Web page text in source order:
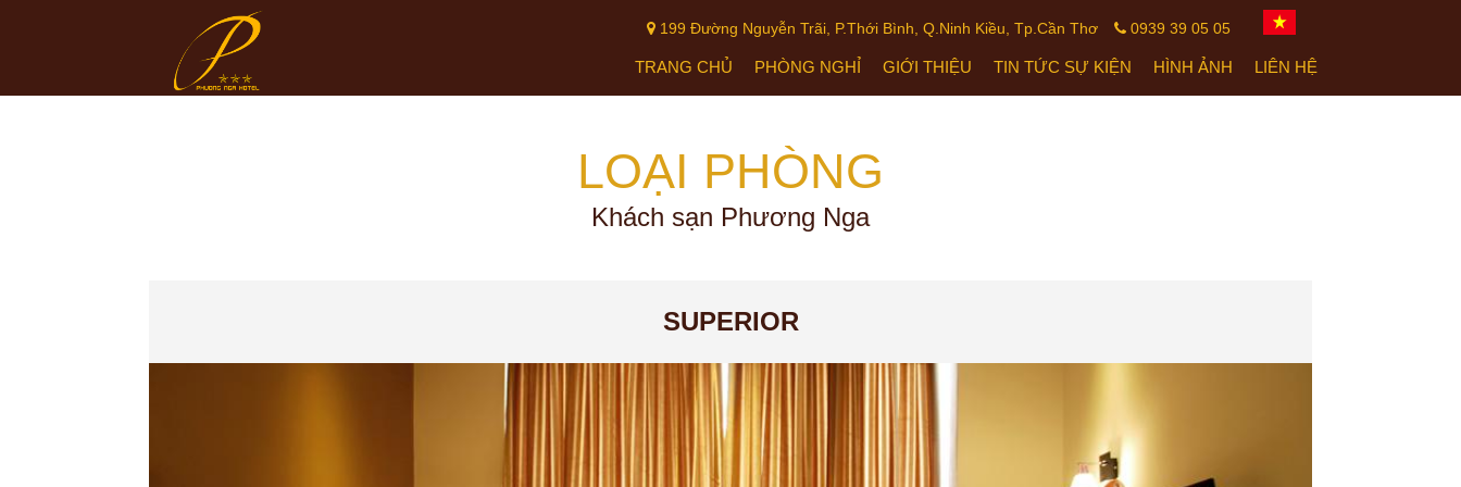
199 Đường Nguyễn Trãi, P.Thới Bình, Q.Ninh Kiều, Tp.Cần Thơ 0939 39 05 05
TRANG CHỦ PHÒNG NGHỈ GIỚI THIỆU TIN TỨC SỰ KIỆN HÌNH ẢNH LIÊN HỆ
LOẠI PHÒNG
Khách sạn Phương Nga
SUPERIOR